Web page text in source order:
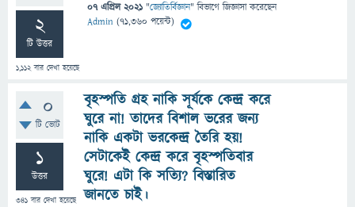
2
টি উত্তর
1,112বার দেখা হয়েছে
07 এপ্রিল 2021 "জ্যোতির্বিজ্ঞান" বিভাগে জিজ্ঞাসাকরেছেন
Admin (71,360 পয়েন্ট)
0
টি ভোট
1
উত্তর
341 বার দেখা হয়েছে
বৃহস্পতি গ্রহ নাকি সূর্যকে কেন্দ্র করে
ঘুরে না! তাদের বিশাল ভরের জন্য
নাকি একটা ভরকেন্দ্র তৈরি হয়!
সেটাকেই কেন্দ্র করে বৃহস্পতিবার
ঘুরে! এটা কি সত্যি? বিস্তারিত
জানতে চাই।